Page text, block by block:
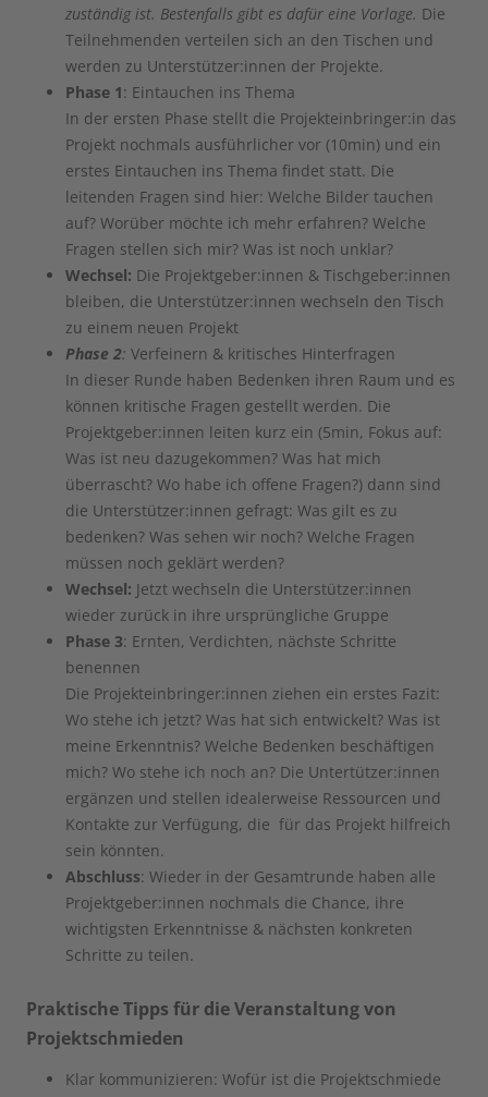
zuständig ist. Bestenfalls gibt es dafür eine Vorlage. Die
Teilnehmenden verteilen sich an den Tischen und
werden zu Unterstützer:innen der Projekte.
Phase 1: Eintauchen ins Thema
In der ersten Phase stellt die Projekteinbringer:in das
Projekt nochmals ausführlicher vor (10min) und ein
erstes Eintauchen ins Thema findet statt. Die
leitenden Fragen sind hier: Welche Bilder tauchen
auf? Worüber möchte ich mehr erfahren? Welche
Fragen stellen sich mir? Was ist noch unklar?
Wechsel: Die Projektgeber:innen & Tischgeber:innen
bleiben, die Unterstützer:innen wechseln den Tisch
zu einem neuen Projekt
Phase 2: Verfeinern & kritisches Hinterfragen
In dieser Runde haben Bedenken ihren Raum und es
können kritische Fragen gestellt werden. Die
Projektgeber:innen leiten kurz ein (5min, Fokus auf:
Was ist neu dazugekommen? Was hat mich
überrascht? Wo habe ich offene Fragen?) dann sind
die Unterstützer:innen gefragt: Was gilt es zu
bedenken? Was sehen wir noch? Welche Fragen
müssen noch geklärt werden?
Wechsel: Jetzt wechseln die Unterstützer:innen
wieder zurück in ihre ursprüngliche Gruppe
Phase 3: Ernten, Verdichten, nächste Schritte
benennen
Die Projekteinbringer:innen ziehen ein erstes Fazit:
Wo stehe ich jetzt? Was hat sich entwickelt? Was ist
meine Erkenntnis? Welche Bedenken beschäftigen
mich? Wo stehe ich noch an? Die Untertützer:innen
ergänzen und stellen idealerweise Ressourcen und
Kontakte zur Verfügung, die für das Projekt hilfreich
sein könnten.
Abschluss: Wieder in der Gesamtrunde haben alle
Projektgeber:innen nochmals die Chance, ihre
wichtigsten Erkenntnisse & nächsten konkreten
Schritte zu teilen.
Praktische Tipps für die Veranstaltung von
Projektschmieden
Klar kommunizieren: Wofür ist die Projektschmiede